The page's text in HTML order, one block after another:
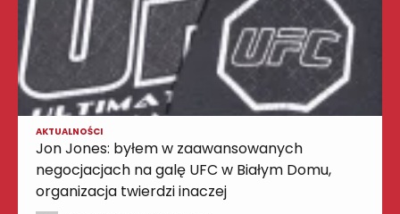
AKTUALNOŚCI
Jon Jones: byłem w zaawansowanych
negocjacjach na galę UFC w Białym Domu,
organizacja twierdzi inaczej